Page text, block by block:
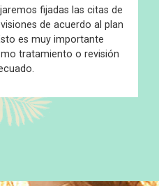
fijadas las citas de
de acuerdo al plan
es muy importante
tratamiento o revisión